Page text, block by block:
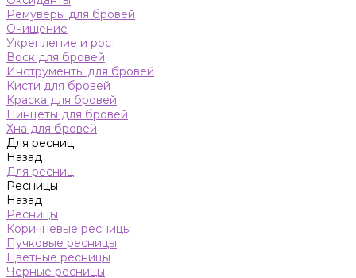
Ремуверы для бровей
Очищение
Укрепление и рост
Воск для бровей
Инструменты для бровей
Кисти для бровей
Краска для бровей
Пинцеты для бровей
Хна для бровей
Для ресниц
Назад
Для ресниц
Ресницы
Назад
Ресницы
Коричневые ресницы
Пучковые ресницы
Цветные ресницы
Черные ресницы